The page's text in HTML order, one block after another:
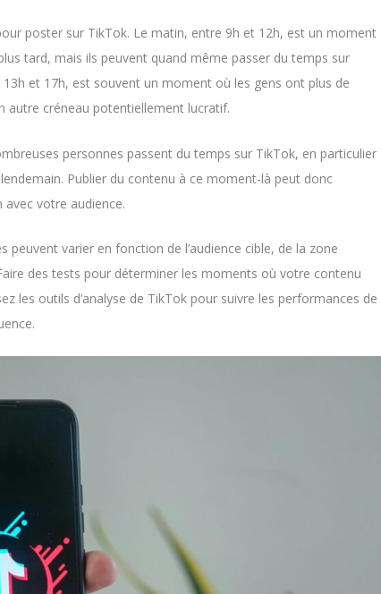
poster sur TikTok. Le matin, entre 9h et 12h, est un moment
tard, mais ils peuvent quand même passer du temps sur
et 17h, est souvent un moment où les gens ont plus de
autre créneau potentiellement lucratif.
personnes passent du temps sur TikTok, en particulier
Publier du contenu à ce moment-là peut donc
avec votre audience.
varier en fonction de l’audience cible, de la zone
des tests pour déterminer les moments où votre contenu
les outils d’analyse de TikTok pour suivre les performances de